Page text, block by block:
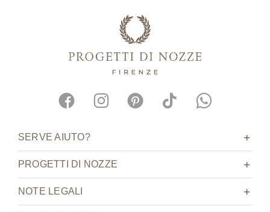
SERVE AIUTO?
PROGETTI DI NOZZE
NOTE LEGALI